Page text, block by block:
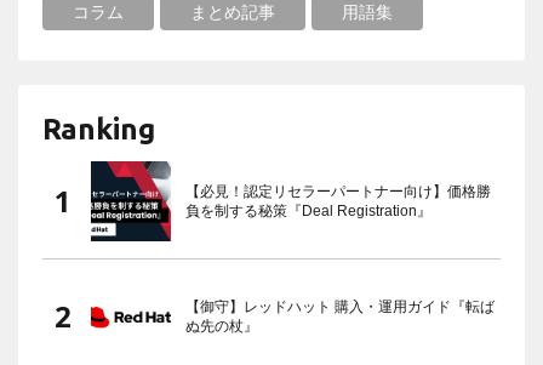
コラム まとめ記事 用語集
Ranking
【必見！認定リセラーパートナー向け】価格勝
負を制する秘策『Deal Registration』
【御守】レッドハット 購入・運用ガイド『転ば
ぬ先の杖』